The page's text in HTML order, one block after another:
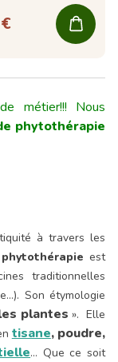
métier!!! Nous
phytothérapie
à travers les
phytothérapieest
traditionnelles
Son étymologie
plantes ». Elle
tisane, poudre,
… Que ce soit